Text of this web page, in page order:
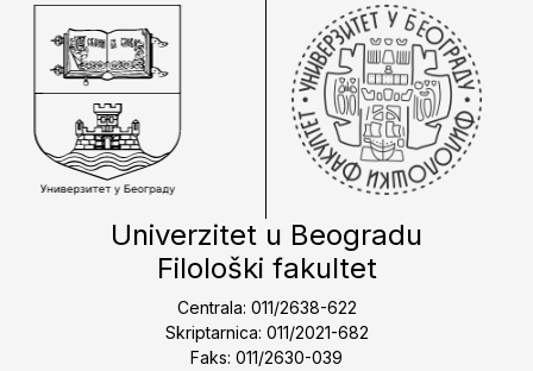
Univerzitet u Beogradu
Filološki fakultet
Centrala: 011/2638-622
Skriptarnica: 011/2021-682
Faks: 011/2630-039